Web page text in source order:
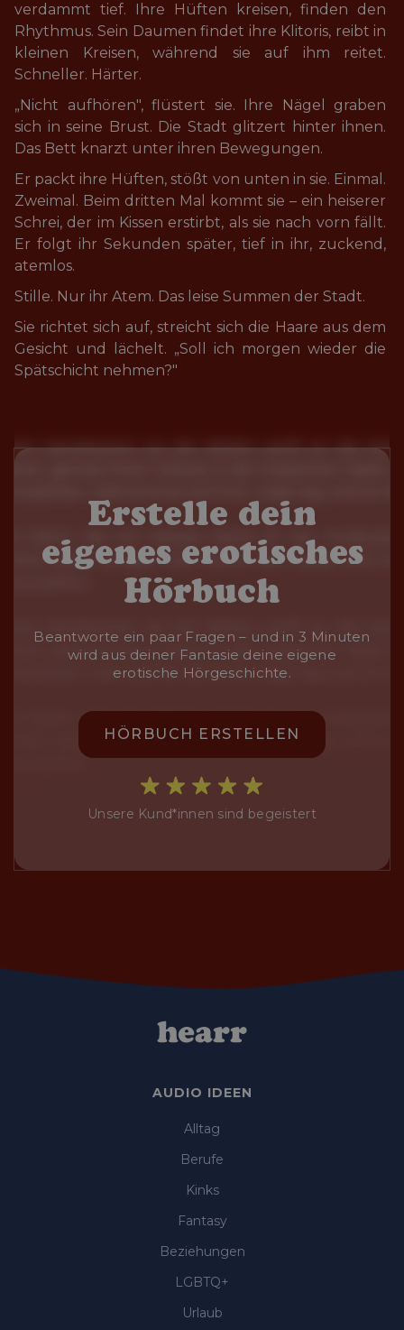
verdammt tief. Ihre Hüften kreisen, finden den
Rhythmus. Sein Daumen findet ihre Klitoris, reibt in
kleinen Kreisen, während sie auf ihm reitet.
Schneller. Härter.
„Nicht aufhören", flüstert sie. Ihre Nägel graben
sich in seine Brust. Die Stadt glitzert hinter ihnen.
Das Bett knarzt unter ihren Bewegungen.
Er packt ihre Hüften, stößt von unten in sie. Einmal.
Zweimal. Beim dritten Mal kommt sie – ein heiserer
Schrei, der im Kissen erstirbt, als sie nach vorn fällt.
Er folgt ihr Sekunden später, tief in ihr, zuckend,
atemlos.
Stille. Nur ihr Atem. Das leise Summen der Stadt.
Sie richtet sich auf, streicht sich die Haare aus dem
Gesicht und lächelt. „Soll ich morgen wieder die
Spätschicht nehmen?"
Erstelle dein
eigenes erotisches
Hörbuch
Beantworte ein paar Fragen – und in 3 Minuten
wird aus deiner Fantasie deine eigene
erotische Hörgeschichte.
HÖRBUCH ERSTELLEN
Unsere Kund*innen sind begeistert
AUDIO IDEEN
Alltag
Berufe
Kinks
Fantasy
Beziehungen
LGBTQ+
Urlaub